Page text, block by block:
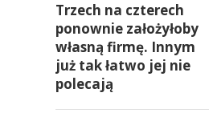
Trzech na czterech
ponownie założyłoby
własną firmę. Innym
już tak łatwo jej nie
polecają